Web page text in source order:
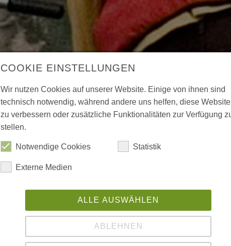
COOKIE EINSTELLUNGEN
Wir nutzen Cookies auf unserer Website. Einige von ihnen sind
technisch notwendig, während andere uns helfen, diese Website
zu verbessern oder zusätzliche Funktionalitäten zur Verfügung
stellen.
Notwendige Cookies Statistik
Externe Medien
ALLE AUSWÄHLEN
ABLEHNEN